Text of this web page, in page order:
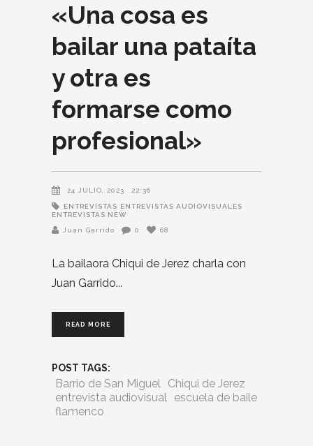
«Una cosa es
bailar una pataíta
y otra es
formarse como
profesional»
24 JULIO, 2023 22:36
ENTREVISTAS ENTREVISTAS AUDIOVISUALES
ENTREVISTAS NEW
Juan Garrido
0 68
La bailaora Chiqui de Jerez charla con
Juan Garrido
READ MORE
POST TAGS:
Barrio de San Miguel Chiqui de Jerez
entrevista audiovisual escuela de baile
flamenco